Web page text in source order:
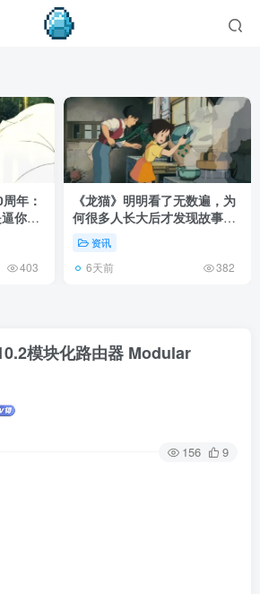
年：
你承
403
《龙猫》明明看了无数遍，为
何很多人长大后才发现故事根
本不在 1988 年！
资讯
6天前 382
模块化路由器 Modular
156 9